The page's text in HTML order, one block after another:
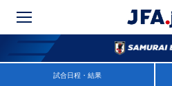
試合日程・結果